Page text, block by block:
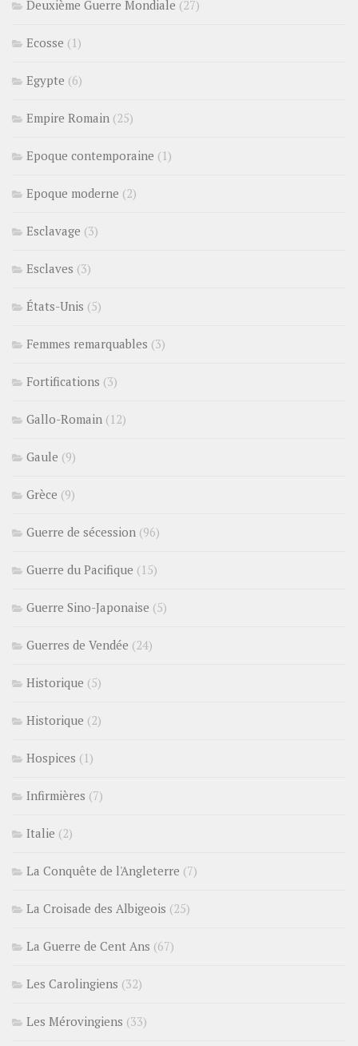
Deuxième Guerre Mondiale (27)
Ecosse (1)
Egypte (6)
Empire Romain (25)
Epoque contemporaine (1)
Epoque moderne (2)
Esclavage (3)
Esclaves (3)
États-Unis (5)
Femmes remarquables (3)
Fortifications (3)
Gallo-Romain (12)
Gaule (9)
Grèce (9)
Guerre de sécession (96)
Guerre du Pacifique (15)
Guerre Sino-Japonaise (5)
Guerres de Vendée (24)
Historique (5)
Historique (2)
Hospices (1)
Infirmières (7)
Italie (2)
La Conquête de l'Angleterre (7)
La Croisade des Albigeois (25)
La Guerre de Cent Ans (67)
Les Carolingiens (32)
Les Mérovingiens (33)